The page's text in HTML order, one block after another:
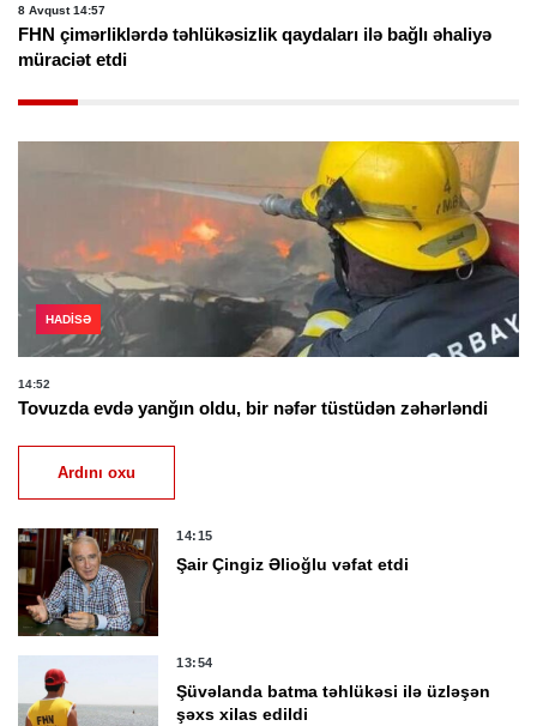
8 Avqust 14:57
FHN çimərliklərdə təhlükəsizlik qaydaları ilə bağlı əhaliyə
müraciət etdi
HADISƏ
14:52
Tovuzda evdə yanğın oldu, bir nəfər tüstüdən zəhərləndi
Ardını oxu
14:15
Şair Çingiz Əlioğlu vəfat etdi
13:54
Şüvəlanda batma təhlükəsi ilə üzləşən
şəxs xilas edildi